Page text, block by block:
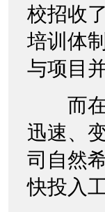
校招收
培训体
与项目
而在
迅速、
司自然
快投入